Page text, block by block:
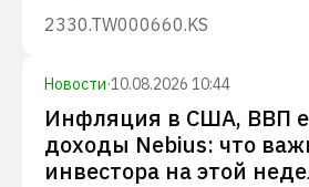
2330.TW000660.KS
Новости·10.08.2026 10:44
Инфляция в США, ВВП
доходы Nebius: что
инвестора на этой